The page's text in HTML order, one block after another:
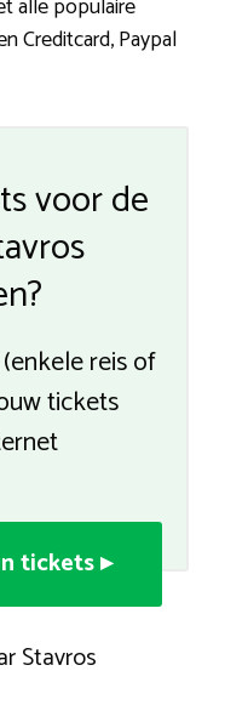
Creditcard, Paypal
voor de
reis of
tickets
tickets ▸
Stavros